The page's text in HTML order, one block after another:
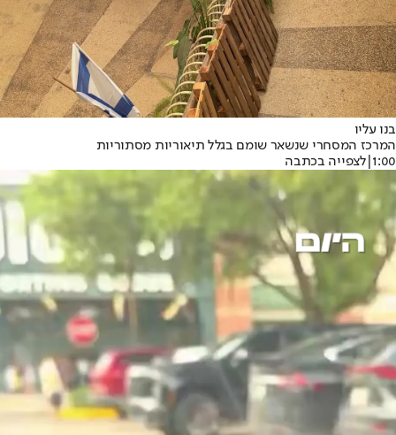
בנו עליו
המרכז המסחרי שנשאר שומם בגלל תיאוריות מסתוריות
1:00
|לצפייה בכתבה